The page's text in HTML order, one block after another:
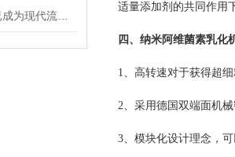
适量添加剂的共同作用
四、 纳米阿维菌素乳化
1、高转速对于获得超
2、采用德国双端面机
3、模块化设计理念，